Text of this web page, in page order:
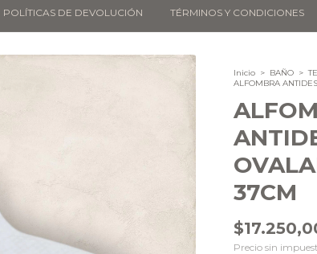
POLÍTICAS DE DEVOLUCIÓN TÉRMINOS Y CONDICIONES
Inicio > BAÑO >
ALFOMBRA
37CM
Precio sin